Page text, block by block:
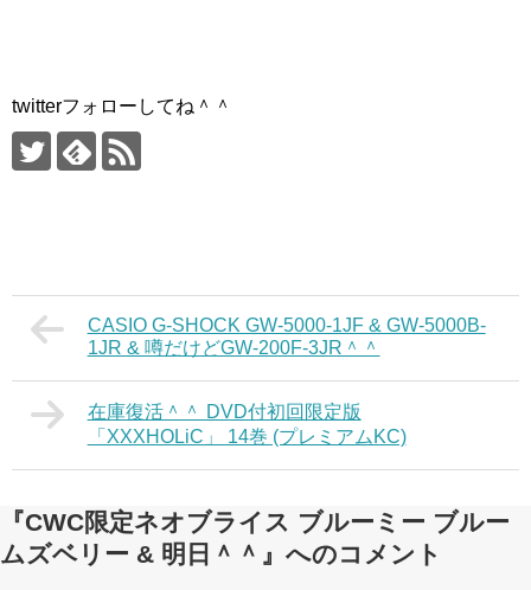
twitterフォローしてね＾＾
CASIO G-SHOCK GW-5000-1JF & GW-5000B-
1JR & 噂だけどGW-200F-3JR＾＾
在庫復活＾＾ DVD付初回限定版
「XXXHOLiC」 14巻 (プレミアムKC)
『CWC限定ネオブライス ブルーミー ブルー
ムズベリー & 明日＾＾』へのコメント